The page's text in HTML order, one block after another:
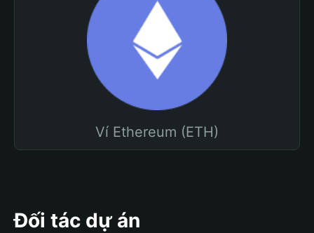
Ví Ethereum (ETH)
Đối tác dự án